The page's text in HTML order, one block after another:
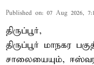
Published on: 07 Aug 2026,
திருப்பூர்,
திருப்பூர் மாநகர
சாலையையும்,